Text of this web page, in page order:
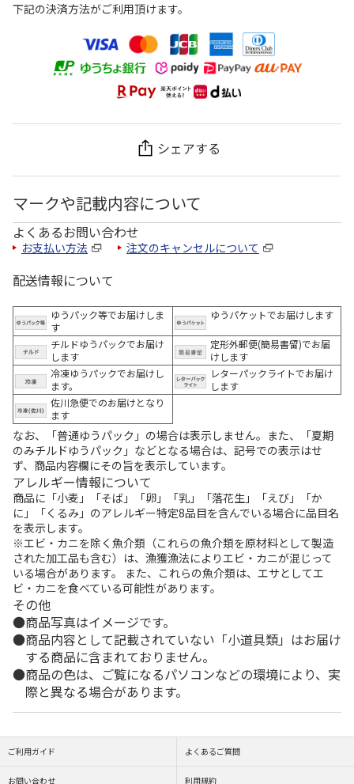
下記の決済方法がご利用頂けます。
シェアする
マークや記載内容について
よくあるお問い合わせ
お支払い方法 注文のキャンセルについて
配送情報について
ゆうパック等でお届けしま
す
ゆうパケットでお届けします
チルドゆうパックでお届け
します
定形外郵便(簡易書留)でお届
けします
冷凍ゆうパックでお届けし
ます。
レターパックライトでお届け
します
佐川急便でのお届けとなり
ます
なお、「普通ゆうパック」の場合は表示しません。また、「夏期
のみチルドゆうパック」などとなる場合は、記号での表示はせ
ず、商品内容欄にその旨を表示しています。
アレルギー情報について
商品に「小麦」「そば」「卵」「乳」「落花生」「えび」「か
に」「くるみ」のアレルギー特定8品目を含んでいる場合に品目名
を表示します。
※エビ・カニを除く魚介類（これらの魚介類を原材料として製造
された加工品も含む）は、漁獲漁法によりエビ・カニが混じって
いる場合があります。 また、これらの魚介類は、エサとしてエ
ビ・カニを食べている可能性があります。
その他
商品写真はイメージです。
商品内容として記載されていない「小道具類」はお届け
する商品に含まれておりません。
商品の色は、ご覧になるパソコンなどの環境により、実
際と異なる場合があります。
ご利用ガイド よくあるご質問
お問い合わせ 利用規約